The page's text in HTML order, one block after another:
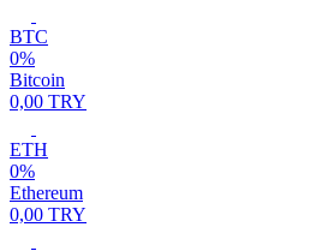
BTC
0%
Bitcoin
0,00 TRY
ETH
0%
Ethereum
0,00 TRY